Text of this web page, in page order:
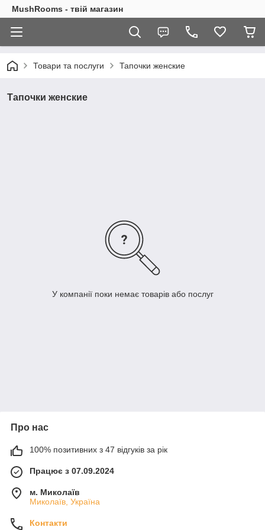
MushRooms - твій магазин
Товари та послуги Тапочки женские
Тапочки женские
У компанії поки немає товарів або послуг
Про нас
100% позитивних з 47 відгуків за рік
Працює з 07.09.2024
м. Миколаїв
Миколаїв, Україна
Контакти